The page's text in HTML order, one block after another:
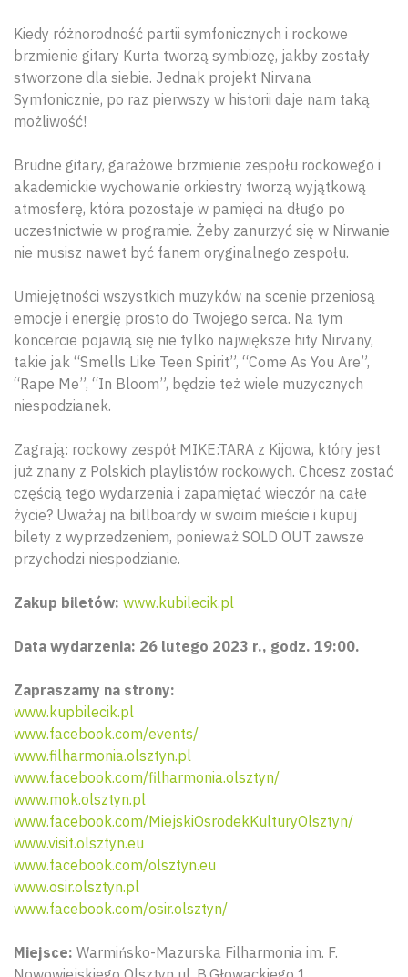
Kiedy różnorodność partii symfonicznych i rockowe
brzmienie gitary Kurta tworzą symbiozę, jakby zostały
stworzone dla siebie. Jednak projekt Nirvana
Symfonicznie, po raz pierwszy w historii daje nam taką
możliwość!
Brudne gitary, garażowe brzmienie zespołu rockowego i
akademickie wychowanie orkiestry tworzą wyjątkową
atmosferę, która pozostaje w pamięci na długo po
uczestnictwie w programie. Żeby zanurzyć się w Nirwanie
nie musisz nawet być fanem oryginalnego zespołu.
Umiejętności wszystkich muzyków na scenie przeniosą
emocje i energię prosto do Twojego serca. Na tym
koncercie pojawią się nie tylko największe hity Nirvany,
takie jak “Smells Like Teen Spirit”, “Come As You Are”,
“Rape Me”, “In Bloom”, będzie też wiele muzycznych
niespodzianek.
Zagrają: rockowy zespół MIKE:TARA z Kijowa, który jest
już znany z Polskich playlistów rockowych. Chcesz zostać
częścią tego wydarzenia i zapamiętać wieczór na całe
życie? Uważaj na billboardy w swoim mieście i kupuj
bilety z wyprzedzeniem, ponieważ SOLD OUT zawsze
przychodzi niespodzianie.
Zakup biletów: www.kubilecik.pl
Data wydarzenia: 26 lutego 2023 r., godz. 19:00.
Zapraszamy na strony:
www.kupbilecik.pl
www.facebook.com/events/
www.filharmonia.olsztyn.pl
www.facebook.com/filharmonia.olsztyn/
www.mok.olsztyn.pl
www.facebook.com/MiejskiOsrodekKulturyOlsztyn/
www.visit.olsztyn.eu
www.facebook.com/olsztyn.eu
www.osir.olsztyn.pl
www.facebook.com/osir.olsztyn/
Miejsce: Warmińsko-Mazurska Filharmonia im. F.